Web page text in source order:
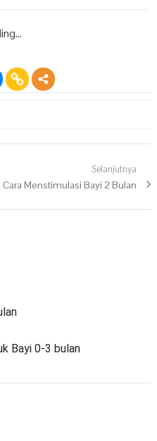
Selanjutnya
Next post:
Cara Menstimulasi Bayi 2 Bulan
Bayi 0-3 bulan